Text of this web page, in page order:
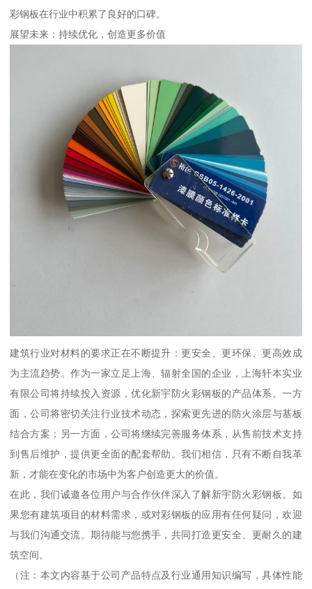
彩钢板在行业中积累了良好的口碑。
展望未来：持续优化，创造更多价值
建筑行业对材料的要求正在不断提升：更安全、更环保、更高效成
为主流趋势。作为一家立足上海、辐射全国的企业，上海轩本实业
有限公司将持续投入资源，优化新宇防火彩钢板的产品体系。一方
面，公司将密切关注行业技术动态，探索更先进的防火涂层与基板
结合方案；另一方面，公司将继续完善服务体系，从售前技术支持
到售后维护，提供更全面的配套帮助。我们相信，只有不断自我革
新，才能在变化的市场中为客户创造更大的价值。
在此，我们诚邀各位用户与合作伙伴深入了解新宇防火彩钢板。如
果您有建筑项目的材料需求，或对彩钢板的应用有任何疑问，欢迎
与我们沟通交流。期待能与您携手，共同打造更安全、更耐久的建
筑空间。
（注：本文内容基于公司产品特点及行业通用知识编写，具体性能